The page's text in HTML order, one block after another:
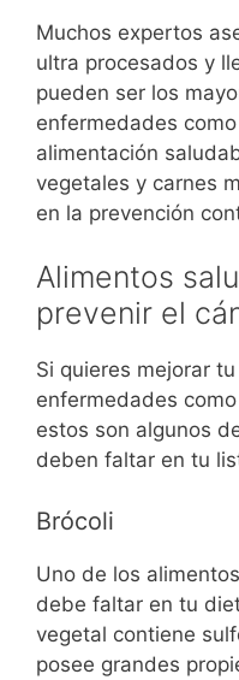
Muchos expertos
ultra procesados y
pueden ser los
enfermedades
alimentación
vegetales y carnes
en la prevención
Alimentos
prevenir el
Si quieres mejorar
enfermedades
estos son algunos
deben faltar en tu
Brócoli
Uno de los
debe faltar en tu
vegetal contiene
posee grandes